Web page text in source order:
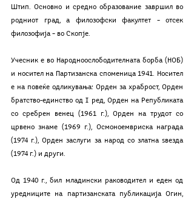
Штип. Основно и средно образование завршил во
родниот град, а филозофски факултет – отсек
филозофија – во Скопје.
Учесник е во Народноослободителната борба (НОБ)
и носител на Партизанска споменица 1941. Носител
е на повеќе одликувања: Орден за храброст, Орден
братство-единство од I ред, Орден на Републиката
со сребрен венец (1961 г.), Орден на трудот со
црвено знаме (1969 г.), Осмоноемвриска награда
(1974 г.), Орден заслуги за народ со златна ѕвезда
(1974 г.) и други.
Од 1940 г., бил младински раководител и еден од
уредниците на партизанската публикација Огин,